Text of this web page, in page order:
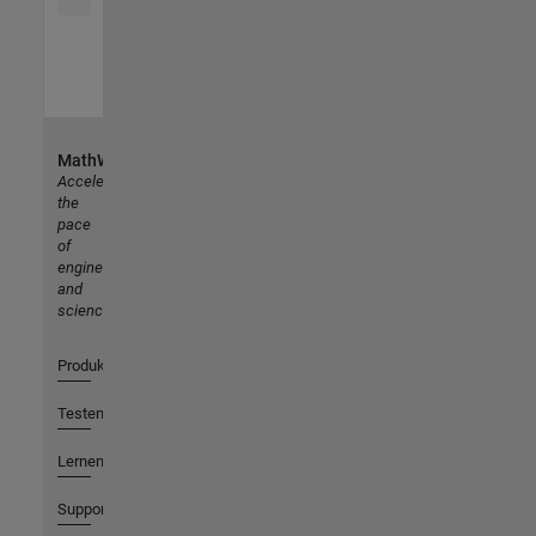
MathWorks
Accelerating
the
pace
of
engineering
and
science
Produkte
Testen oder Kaufen
Lernen
Support